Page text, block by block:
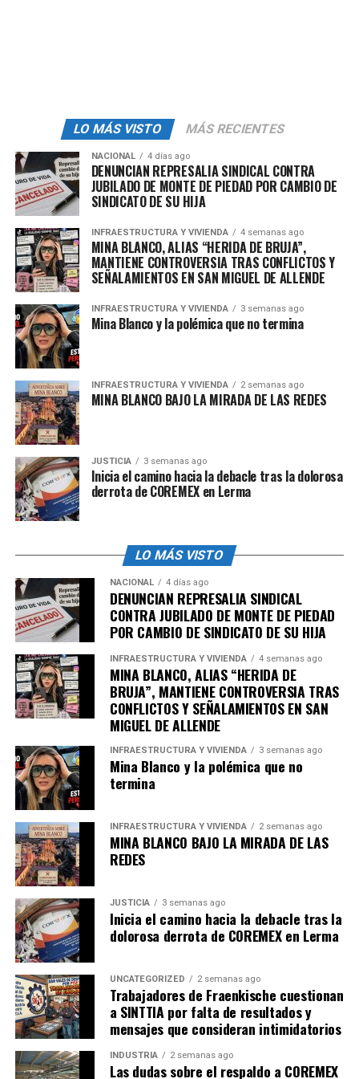
Olinia, según explicó Capuano, es un vehículo eléctrico
compacto que se puede cargar en cualquier enchufe
convencional. Precisó que serán vehículos de bajo costo
son especialmenteútiles en áreas urbanas
distancias diarias son menores a 30 kilómentros.
Capuano destacó que los vehículos eléctricos tienen una
serie de ventajas sobre los autos tradicionales: son cero
invernadero , no hacen ruido y tienen un costo de
operación mucho menor que los autos a gasolina.
“Sin embargo, los vehículos eléctricos que actualmente
se venden en el país son caros y no están al alcance de
la mayoría de las familias mexicanas. Ese es el cambio
que queremos lograr con Olinia, hacer que la movilidad
eléctricasea accesible para todos
En México, dijo, el 70% de la población vive en zonas
urbanas, y el 80% de sus necesidades de movilidad diaria
son de menos de 30 kilómetros, por ello, los
minivehículos eléctricos se presentan como una
para cubrir estas necesidades.
Además, en países como China e India, el mercado de los
minivehículos ha tenido un auge impresionante, tan
solo en 2023, ambos países registraron ventas
superiores a1.3 millones de unidades.
Olinia representa soluciones de
movilidad
El Proyecto Olinia, según el coordinador del proyecto,
contempla tres soluciones de movilidad que abordan
diferentes necesidades en el entorno urbano, y los
diseños estarán dirigidos hacia la movilidad personal
dirigido “a jóvenes, madres que transportan a sus hijos a
la escuela, y personas que buscan una alternativa más
económica y segura que las motocicletas. Brindaremos
una alternativa más segura, accesible y eficiente”.
Asimismo, Capuano mencionó que el diseñoMovilidad
de barrio, busca sustituir a los mototaxis que
actualmente operan en diversas ciudades de México,
ofreciendo un vehículo más seguro, silencioso y cómodo
tanto para los conductores como para los usuarios.
quienes usan mototaxis”, añadió.
LO MÁS VISTO MÁS RECIENTES
NACIONAL 4 días ago
DENUNCIAN REPRESALIA SINDICAL CONTRA
JUBILADO DE MONTE DE PIEDAD POR CAMBIO DE
SINDICATO DE SU HIJA
INFRAESTRUCTURA Y VIVIENDA 4 semanas ago
MINA BLANCO, ALIAS “HERIDA DE BRUJA”,
MANTIENE CONTROVERSIA TRAS CONFLICTOS Y
SEÑALAMIENTOS EN SAN MIGUEL DE ALLENDE
INFRAESTRUCTURA Y VIVIENDA 3 semanas ago
Mina Blanco y la polémica que no termina
INFRAESTRUCTURA Y VIVIENDA 2 semanas ago
MINA BLANCO BAJO LA MIRADA DE LAS REDES
JUSTICIA 3 semanas ago
Inicia el camino hacia la debacle tras la dolorosa
derrota de COREMEX en Lerma
LO MÁS VISTO
NACIONAL 4 días ago
DENUNCIAN REPRESALIA SINDICAL
CONTRA JUBILADO DE MONTE DE PIEDAD
POR CAMBIO DE SINDICATO DE SU HIJA
INFRAESTRUCTURA Y VIVIENDA 4 semanas ago
MINA BLANCO, ALIAS “HERIDA DE
BRUJA”, MANTIENE CONTROVERSIA TRAS
CONFLICTOS Y SEÑALAMIENTOS EN SAN
MIGUEL DE ALLENDE
INFRAESTRUCTURA Y VIVIENDA 3 semanas ago
Mina Blanco y la polémica que no
termina
INFRAESTRUCTURA Y VIVIENDA 2 semanas ago
MINA BLANCO BAJO LA MIRADA DE LAS
REDES
JUSTICIA 3 semanas ago
Inicia el camino hacia la debacle tras la
dolorosa derrota de COREMEX en Lerma
UNCATEGORIZED 2 semanas ago
Trabajadores de Fraenkische cuestionan
a SINTTIA por falta de resultados y
mensajes que consideran intimidatorios
INDUSTRIA 2 semanas ago
Las dudas sobre el respaldo a COREMEX